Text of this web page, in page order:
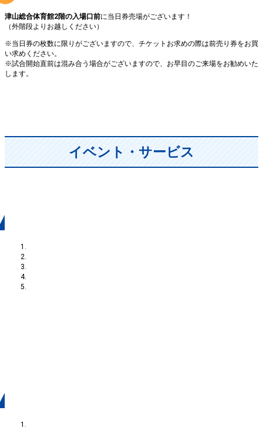
津山総合体育館2階の入場口前に当日券売場がございます！
（外階段よりお越しください）
※当日券の枚数に限りがございますので、チケットお求めの際は前売り券をお買
い求めください。
※試合開始直前は混み合う場合がございますので、お早目のご来場をお勧めいた
します。
イベント・サービス